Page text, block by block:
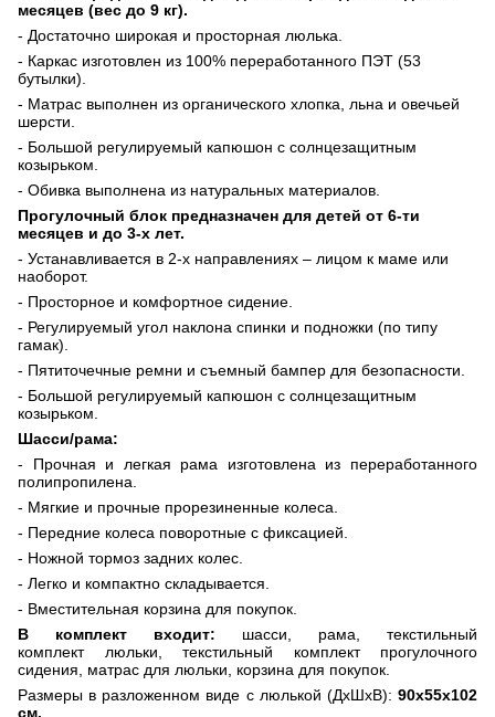
месяцев (вес до 9 кг).
- Достаточно широкая и просторная люлька.
- Каркас изготовлен из 100% переработанного ПЭТ (53
бутылки).
- Матрас выполнен из органического хлопка, льна и овечьей
шерсти.
- Большой регулируемый капюшон с солнцезащитным
козырьком.
- Обивка выполнена из натуральных материалов.
Прогулочный блок предназначен для детей от 6-ти
месяцев и до 3-х лет.
- Устанавливается в 2-х направлениях – лицом к маме или
наоборот.
- Просторное и комфортное сидение.
- Регулируемый угол наклона спинки и подножки (по типу
гамак).
- Пятиточечные ремни и съемный бампер для безопасности.
- Большой регулируемый капюшон с солнцезащитным
козырьком.
Шасси/рама:
- Прочная и легкая рама изготовлена из переработанного
полипропилена.
- Мягкие и прочные прорезиненные колеса.
- Передние колеса поворотные с фиксацией.
- Ножной тормоз задних колес.
- Легко и компактно складывается.
- Вместительная корзина для покупок.
В комплект входит: шасси, рама, текстильный
комплект люльки, текстильный комплект прогулочного
сидения, матрас для люльки , корзина для покупок.
Размеры в разложенном виде с люлькой (ДхШхВ): 90х55х102
см.